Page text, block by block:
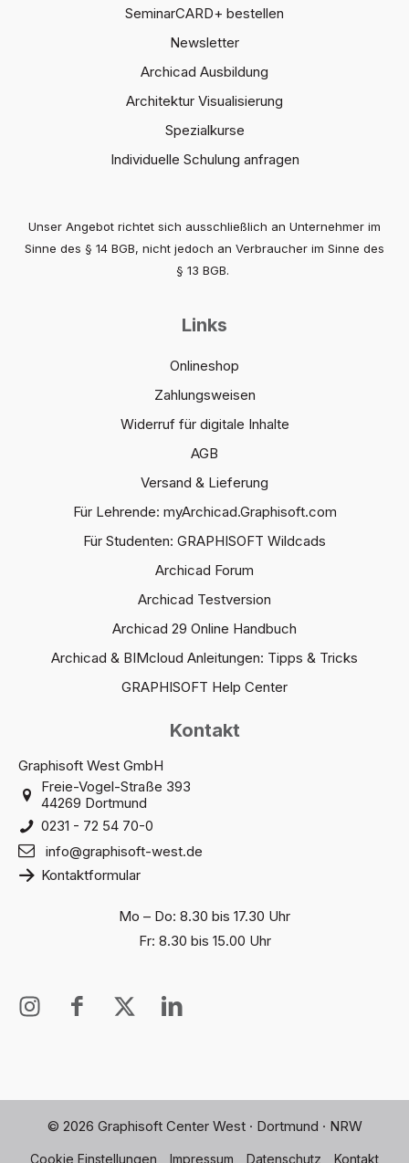
SeminarCARD+ bestellen
Newsletter
Archicad Ausbildung
Architektur Visualisierung
Spezialkurse
Individuelle Schulung anfragen
Unser Angebot richtet sich ausschließlich an Unternehmer im
Sinne des § 14 BGB, nicht jedoch an Verbraucher im Sinne des
§ 13 BGB.
Links
Onlineshop
Zahlungsweisen
Widerruf für digitale Inhalte
AGB
Versand & Lieferung
Für Lehrende: myArchicad.Graphisoft.com
Für Studenten: GRAPHISOFT Wildcads
Archicad Forum
Archicad Testversion
Archicad 29 Online Handbuch
Archicad & BIMcloud Anleitungen: Tipps & Tricks
GRAPHISOFT Help Center
Kontakt
Graphisoft West GmbH
Freie-Vogel-Straße 393
44269 Dortmund
0231 - 72 54 70-0
info@graphisoft-west.de
Kontaktformular
Mo – Do: 8.30 bis 17.30 Uhr
Fr: 8.30 bis 15.00 Uhr
I
a
I
-
f
X
t
t
I
-
l
© 2026 Graphisoft Center West · Dortmund · NRW
Cookie Einstellungen Impressum Datenschutz Kontakt